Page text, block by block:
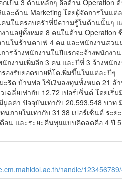
กเป็น 3 ด้านหลักๆ คือด้าน Operation
และด้าน Marketing โดยผู้จัดการในแต่
นในครอบครัวที่มีความรู้ในด้านนั้นๆ แ
านอยู่ทั้งหมด 8 คนในด้าน Operation
านในร้านคาเฟ่ 4 คน และพนักงานสวน
ารจ้างพนักงานในปีแรกจะจ้างพนักงา
กงานเพิ่มอีก 3 คน และปีที่ 3 จ้างพนัก
องรับยอดขายที่โตเพิ่มขึ้นในแต่ละปีๆ
ะริด บ้านพ่อ ใช้เงินลงทุนทั้งหมด 21 ล้
ฉลี่ยเท่ากับ 12.72 เปอร์เซ็นต์ โดยเริ่ม
มูลค่า ปัจจุบันเท่ากับ 20,593,548 บาท
นภายในเท่ากับ 31.38 เปอร์เซ็นต์ ระย
อน และระยะคืนทุนแบบคิดลดคือ 4 ปี 5
handle/